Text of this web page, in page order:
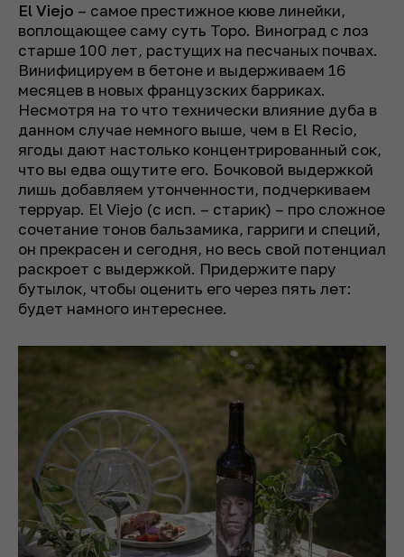
El Viejo – самое престижное кюве линейки,
воплощающее саму суть Торо. Виноград с лоз
старше 100 лет, растущих на песчаных почвах.
Винифицируем в бетоне и выдерживаем 16
месяцев в новых французских барриках.
Несмотря на то что технически влияние дуба в
данном случае немного выше, чем в El Recio,
ягоды дают настолько концентрированный сок,
что вы едва ощутите его. Бочковой выдержкой
лишь добавляем утонченности, подчеркиваем
терруар. El Viejo (с исп. – старик) – про сложное
сочетание тонов бальзамика, гарриги и специй,
он прекрасен и сегодня, но весь свой потенциал
раскроет с выдержкой. Придержите пару
бутылок, чтобы оценить его через пять лет:
будет намного интереснее.